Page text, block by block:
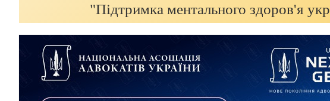
"Підтримка ментального здоров'я